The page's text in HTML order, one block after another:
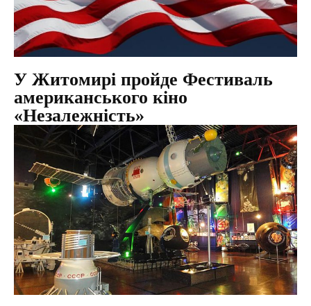
У Житомирі пройде Фестиваль
американського кіно
«Незалежність»